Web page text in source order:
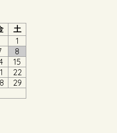
土
1
8
15
22
29